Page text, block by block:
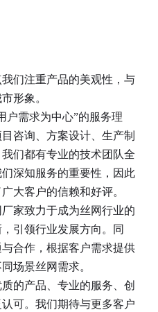
们注重产品的美观性，与
形象。
户需求为中心”的服务理
咨询、方案设计、生产制
们都有专业的技术团队全
深知服务的重要性，因此
大客户的信赖和好评。
家致力于成为丝网行业的
引领行业发展方向。同
合作，根据客户需求提供
场景丝网需求。
的产品、专业的服务、创
可。我们期待与更多客户